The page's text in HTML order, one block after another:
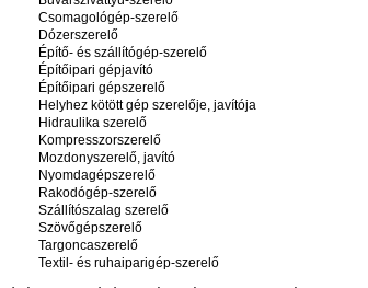
Csomagológép-szerelő
Dózerszerelő
Építő- és szállítógép-szerelő
Építőipari gépjavító
Építőipari gépszerelő
Helyhez kötött gép szerelője, javítója
Hidraulika szerelő
Kompresszorszerelő
Mozdonyszerelő, javító
Nyomdagépszerelő
Rakodógép-szerelő
Szállítószalag szerelő
Szövőgépszerelő
Targoncaszerelő
Textil- és ruhaiparigép-szerelő